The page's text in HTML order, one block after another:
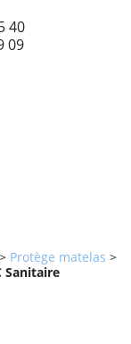
40
09
> Protège matelas >
Sanitaire